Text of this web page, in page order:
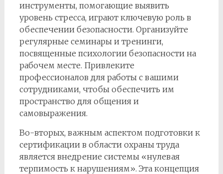
инструменты, помогающие выявить
уровень стресса, играют ключевую роль в
обеспечении безопасности. Организуйте
регулярные семинары и тренинги,
посвященные психологии безопасности на
рабочем месте. Привлеките
профессионалов для работы с вашими
сотрудниками, чтобы обеспечить им
пространство для общения и
самовыражения.
Во-вторых, важным аспектом подготовки к
сертификации в области охраны труда
является внедрение системы «нулевая
терпимость к нарушениям». Эта концепция